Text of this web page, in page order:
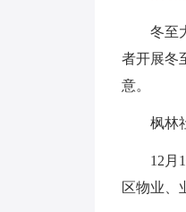
冬至
者开展冬
意。
枫林
12月
区物业、